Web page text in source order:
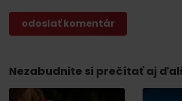
Nezabudnite si prečítať aj